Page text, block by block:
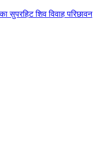
सुपरहिट शिव विवाह परिछावन